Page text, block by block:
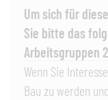
Um sich für
Sie bitte das
Arbeitsgruppen
Wenn Sie
Bau zu werden